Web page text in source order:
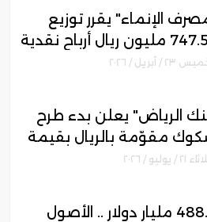
الإنماء" يقرر توزيع
747.55 مليون ريال أرباح نقدية
الربع الأول من العام 2026
٢٣ / أبريل / ٢٠٢٦
الرياض" يعلن بدء طرح
مقوّمة بالريال بقيمة
تبلغ 5 مليارات ريال٢١ / يوليو / ٢٠٢٦
488.6 مليار دولار .. الأصول